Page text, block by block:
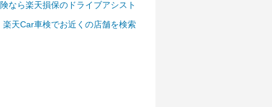
なら楽天損保のドライブアシスト
楽天Car車検でお近くの店舗を検索